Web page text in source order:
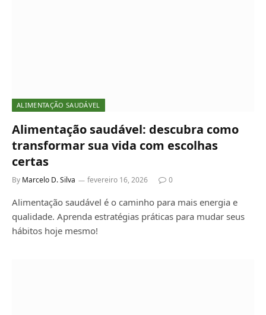
ALIMENTAÇÃO SAUDÁVEL
Alimentação saudável: descubra como
transformar sua vida com escolhas
certas
By Marcelo D. Silva fevereiro 16, 2026 0
Alimentação saudável é o caminho para mais energia e
qualidade. Aprenda estratégias práticas para mudar seus
hábitos hoje mesmo!